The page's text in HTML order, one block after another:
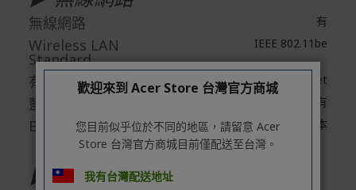
無線網路 有
Wireless LAN
Standard
IEEE 802.11be
有線網路技術 Gigabit Ethernet
藍芽 有
Bluetooth Standard 藍牙5.4或以上版本
▶ 內建設備
歡迎來到 Acer Store 台灣官方商城
您目前似乎位於不同的地區，請留意 Acer
Store 台灣官方商城目前僅配送至台灣。
我有台灣配送地址